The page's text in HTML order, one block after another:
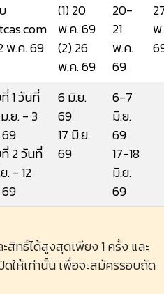
พ.ค. 69
(1) 20
พ.ค. 69
(2) 26
พ.ค. 69
20-
21
พ.ค.
69
พ
1 วันที่
.ย. - 3
2 วันที่
. - 12
6 มิ.ย.
69
17 มิ.ย.
69
6-7
มิ.ย.
69
17-18
มิ.ย.
69
ทธิ์ได้สูงสุดเพียง 1 ครั้ง และ
ดให้เท่านั้น เพื่อจะสมัครรอบถัด